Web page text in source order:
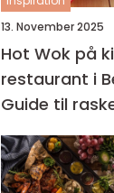
13. November 2025
Hot Wok på
restaurant i
Guide til
på Sotra